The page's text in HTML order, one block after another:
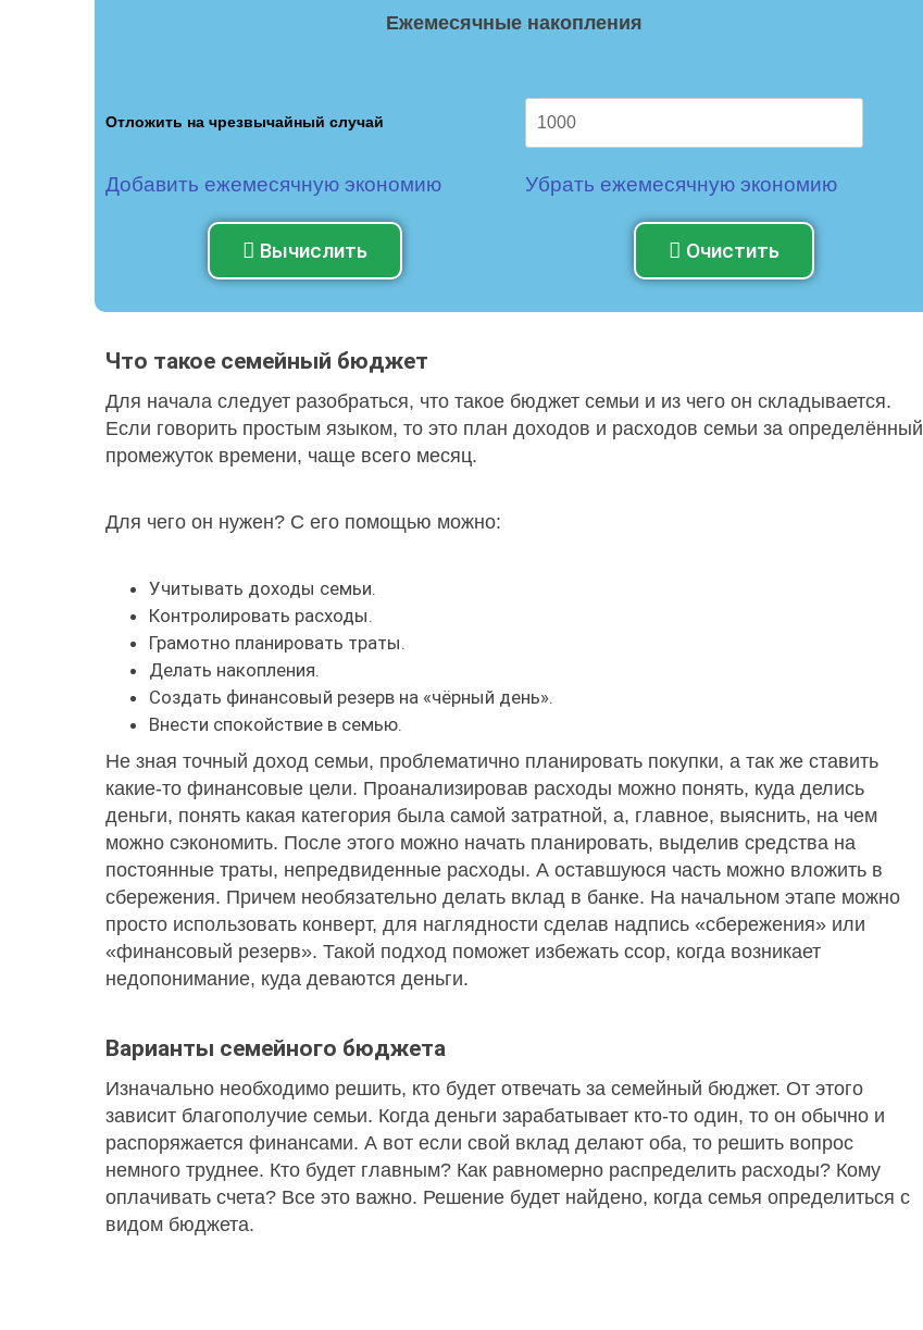
Ежемесячные накопления
Отложить на чрезвычайный случай
Добавить ежемесячную экономию Убрать ежемесячную экономию
Вычислить Очистить
Что такое семейный бюджет
Для начала следует разобраться, что такое бюджет семьи и из чего он складывается.
Если говорить простым языком, то это план доходов и расходов семьи за определённый
промежуток времени, чаще всего месяц.
Для чего он нужен? С его помощью можно:
Учитывать доходы семьи.
Контролировать расходы.
Грамотно планировать траты.
Делать накопления.
Создать финансовый резерв на «чёрный день».
Внести спокойствие в семью.
Не зная точный доход семьи, проблематично планировать покупки, а так же ставить
какие-то финансовые цели. Проанализировав расходы можно понять, куда делись
деньги, понять какая категория была самой затратной, а, главное, выяснить, на чем
можно сэкономить. После этого можно начать планировать, выделив средства на
постоянные траты, непредвиденные расходы. А оставшуюся часть можно вложить в
сбережения. Причем необязательно делать вклад в банке. На начальном этапе можно
просто использовать конверт, для наглядности сделав надпись «сбережения» или
«финансовый резерв». Такой подход поможет избежать ссор, когда возникает
недопонимание, куда деваются деньги.
Варианты семейного бюджета
Изначально необходимо решить, кто будет отвечать за семейный бюджет. От этого
зависит благополучие семьи. Когда деньги зарабатывает кто-то один, то он обычно и
распоряжается финансами. А вот если свой вклад делают оба, то решить вопрос
немного труднее. Кто будет главным? Как равномерно распределить расходы? Кому
оплачивать счета? Все это важно. Решение будет найдено, когда семья определиться с
видом бюджета.